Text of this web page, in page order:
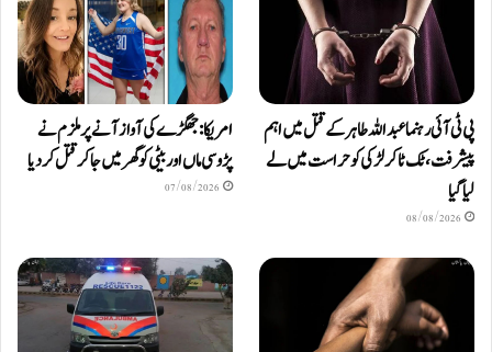
پی ٹی آئی رہنما عبداللہ طاہر کے قتل میں اہم
پیشرفت، ٹک ٹاکر لڑکی کو حراست میں لے
لیا گیا
08/08/2026
امریکا: جھگڑے کی آواز آنے پر ملزم نے
پڑوسی ماں اور بیٹی کو گھر میں جا کر قتل کر دیا
07/08/2026